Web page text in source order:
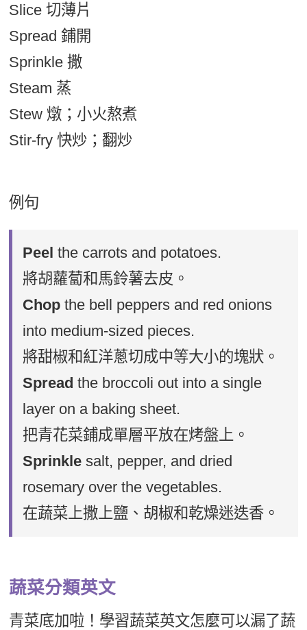
Slice 切薄片
Spread 鋪開
Sprinkle 撒
Steam 蒸
Stew 燉；小火熬煮
Stir-fry 快炒；翻炒
例句
Peelthe carrots and potatoes.
將胡蘿蔔和馬鈴薯去皮。
Chop the bell peppers and red onions
into medium-sized pieces.
將甜椒和紅洋蔥切成中等大小的塊狀。
Spread the broccoli out into a single
layer on a baking sheet.
把青花菜鋪成單層平放在烤盤上。
Sprinkle salt, pepper, and dried
rosemary over the vegetables.
在蔬菜上撒上鹽、胡椒和乾燥迷迭香。
蔬菜分類英文
青菜底加啦！學習蔬菜英文怎麼可以漏了蔬